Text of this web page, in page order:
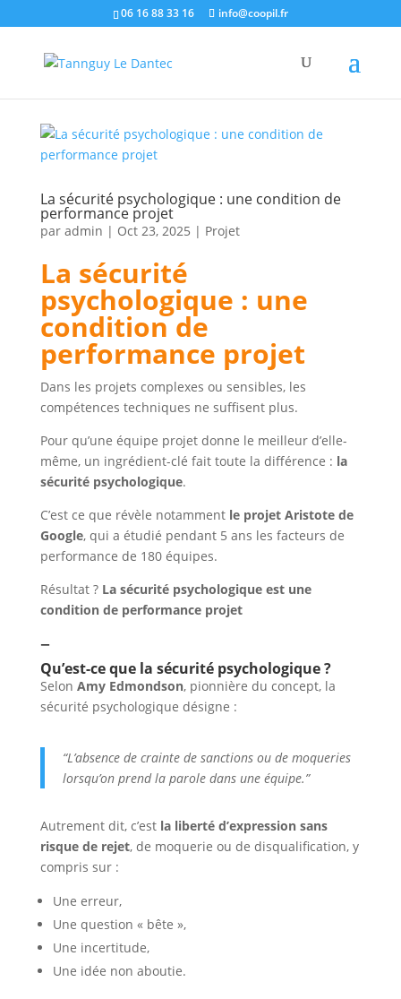
06 16 88 33 16 info@coopil.fr
La sécurité psychologique : une condition de
performance projet
par admin | Oct 23, 2025 | Projet
La sécurité
psychologique : une
condition de
performance projet
Dans les projets complexes ou sensibles, les
compétences techniques ne suffisent plus.
Pour qu’une équipe projet donne le meilleur d’elle-
même, un ingrédient-clé fait toute la différence : la
sécurité psychologique.
C’est ce que révèle notamment le projet Aristote de
Google, qui a étudié pendant 5 ans les facteurs de
performance de 180 équipes.
Résultat ? La sécurité psychologique est une
condition de performance projet
–
Qu’est-ce que la sécurité psychologique ?
Selon Amy Edmondson, pionnière du concept, la
sécurité psychologique désigne :
“L’absence de crainte de sanctions ou de moqueries
lorsqu’on prend la parole dans une équipe.”
Autrement dit, c’est la liberté d’expression sans
risque de rejet, de moquerie ou de disqualification, y
compris sur :
Une erreur,
Une question « bête »,
Une incertitude,
Une idée non aboutie.